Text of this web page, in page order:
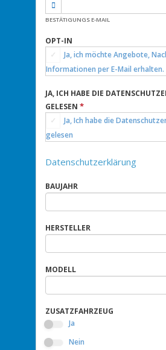
BESTÄTIGUNGS E-MAIL
OPT-IN
Ja, ich möchte Angebote,
Informationen per E-Mail erhalten.
JA, ICH HABE DIE
GELESEN *
Ja, Ich habe die
gelesen
Datenschutzerklärung
BAUJAHR
HERSTELLER
MODELL
ZUSATZFAHRZEUG
Ja
Nein